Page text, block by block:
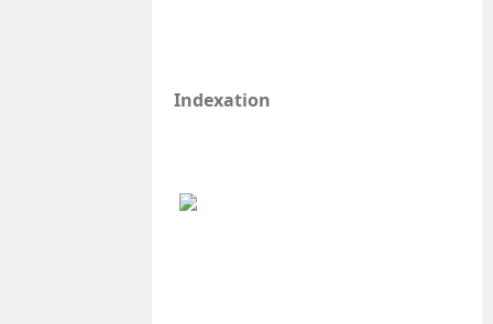
Indexation